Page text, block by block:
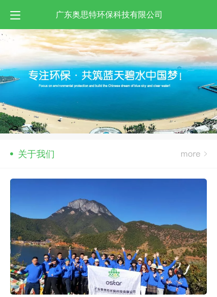
广东奥思特环保科技有限公司
关于我们